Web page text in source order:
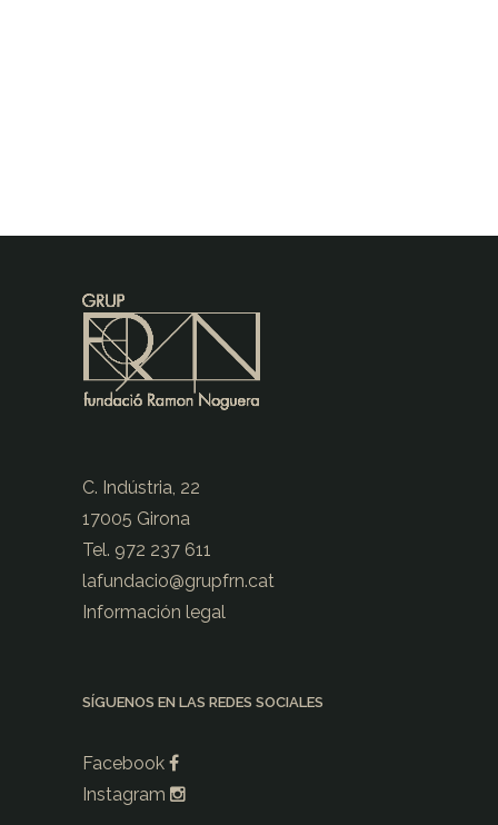
C. Indústria, 22
17005 Girona
Tel. 972 237 611
lafundacio@grupfrn.cat
Información legal
SÍGUENOS EN LAS REDES SOCIALES
Facebook
Instagram